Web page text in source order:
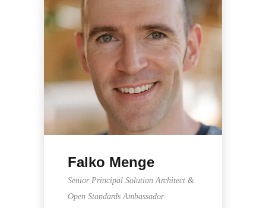
Falko Menge
Senior Principal Solution Architect &
Open Standards Ambassador